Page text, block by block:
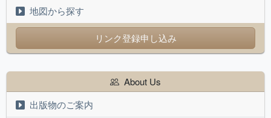
地図から探す
リンク登録申し込み
About Us
出版物のご案内